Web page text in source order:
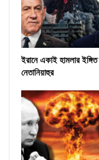
ইরানে একাই হামলার ইঙ্গিত
নেতানিয়াহুর